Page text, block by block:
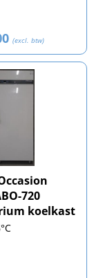
(excl. btw)
720
koelkast